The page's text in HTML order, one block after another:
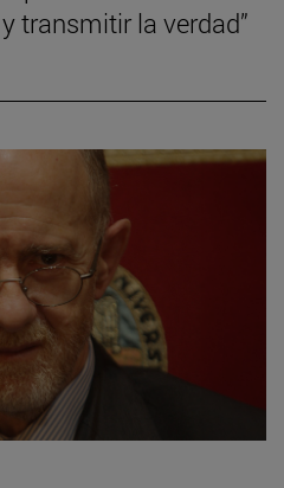
transmitir la verdad”